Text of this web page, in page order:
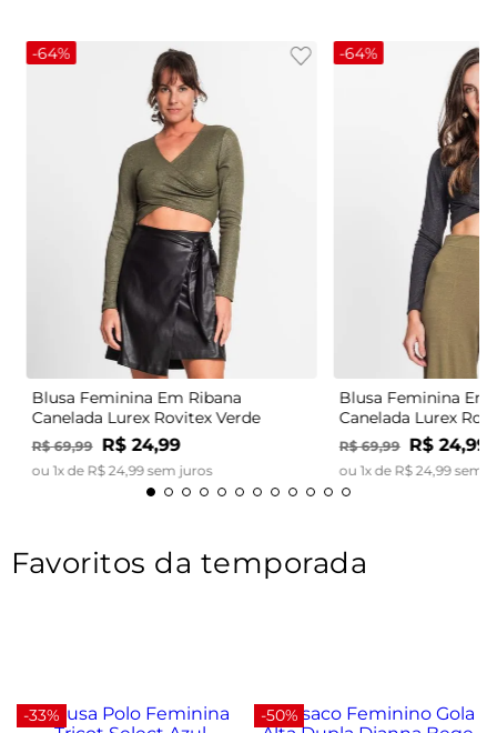
-64%
Blusa Feminina Em Ribana
Canelada Lurex Rovitex Verde
R$ 69,99 R$ 24,99
ou 1x de R$ 24,99sem juros
-64%
Blusa Feminina Em
Canelada Lurex
R$ 69,99 R$ 24,99
ou 1x de R$ 24,99sem
Favoritos da temporada
-33%
-50%